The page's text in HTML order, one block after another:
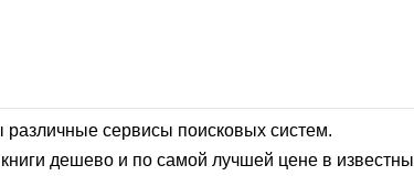
различные сервисы поисковых систем.
дешево и по самой лучшей цене в